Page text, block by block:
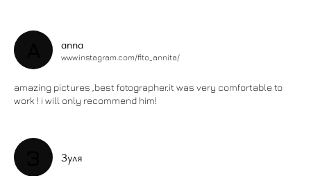
anna
www.instagram.com/fito_annita/
amazing pictures ,best fotographer.it was very comfortable to
work ! i will only recommend him!
Зуля